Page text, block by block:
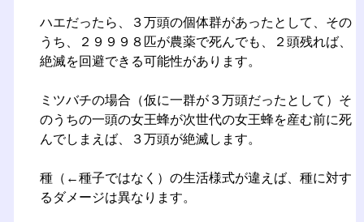
ハエだったら、３万頭の個体群があったとして、その
うち、２９９９８匹が農薬で死んでも、２頭残れば、
絶滅を回避できる可能性があります。
ミツバチの場合（仮に一群が３万頭だったとして）そ
のうちの一頭の女王蜂が次世代の女王蜂を産む前に死
んでしまえば、３万頭が絶滅します。
種（←種子ではなく）の生活様式が違えば、種に対す
るダメージは異なります。